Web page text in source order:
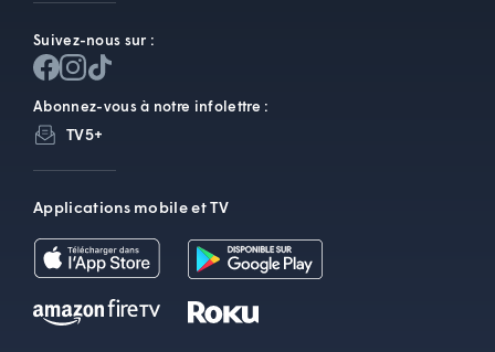
Suivez-nous sur :
Abonnez-vous à notre infolettre :
TV5+
Applications mobile et TV